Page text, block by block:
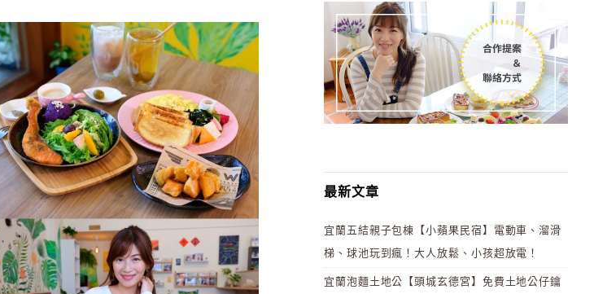
最新文章
宜蘭五結親子包棟【小蘋果民宿】電動車、溜滑
梯、球池玩到瘋！大人放鬆、小孩超放電！
宜蘭泡麵土地公【頭城玄德宮】免費土地公仔鑰